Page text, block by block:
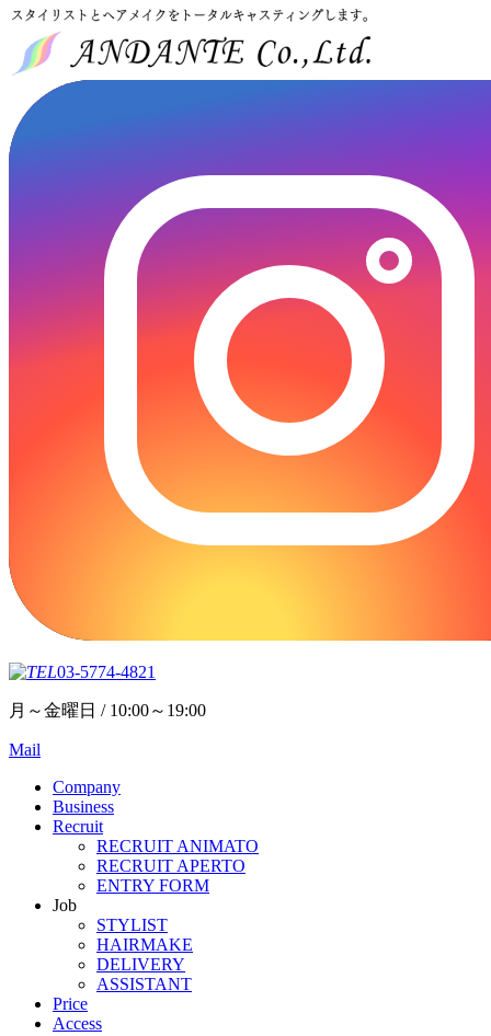
03-5774-4821
月～金曜日 / 10:00～19:00
Mail
Company
Business
Recruit
RECRUIT ANIMATO
RECRUIT APERTO
ENTRY FORM
Job
STYLIST
HAIRMAKE
DELIVERY
ASSISTANT
Price
Access